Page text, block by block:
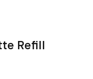
Refill